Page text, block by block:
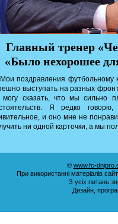
Главный тренер
«Было нехорошее
поздравления футбольному
выступать на разных
могу сказать, что мы сильно
Я редко
и оно мне не
ни одной карточки, а мы
© www.fc-
При використанні матеріалів
З усіх питань
Дизайн,